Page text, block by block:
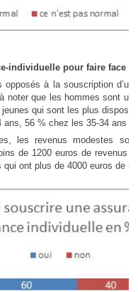
individuelle pour faire face
à la souscription
noter que les hommes sont
qui sont les plus
56 % chez les 35-34 ans
les revenus modestes
de 1200 euros de revenus
ont plus de 4000 euros de